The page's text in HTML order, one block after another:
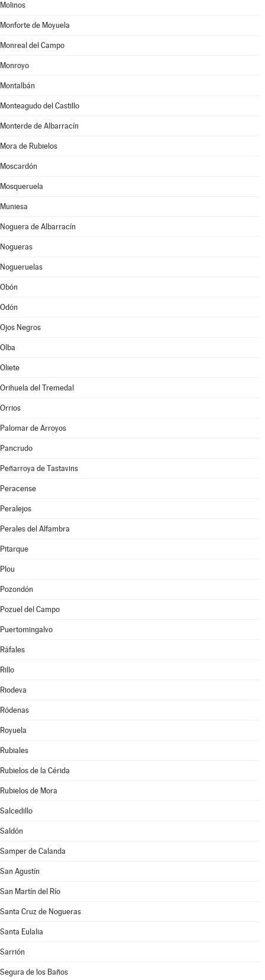
Molinos
Monforte de Moyuela
Monreal del Campo
Monroyo
Montalbán
Monteagudo del Castillo
Monterde de Albarracín
Mora de Rubielos
Moscardón
Mosqueruela
Muniesa
Noguera de Albarracín
Nogueras
Nogueruelas
Obón
Odón
Ojos Negros
Olba
Oliete
Orihuela del Tremedal
Orrios
Palomar de Arroyos
Pancrudo
Peñarroya de Tastavins
Peracense
Peralejos
Perales del Alfambra
Pitarque
Plou
Pozondón
Pozuel del Campo
Puertomingalvo
Ráfales
Rillo
Riodeva
Ródenas
Royuela
Rubiales
Rubielos de la Cérida
Rubielos de Mora
Salcedillo
Saldón
Samper de Calanda
San Agustín
San Martín del Río
Santa Cruz de Nogueras
Santa Eulalia
Sarrión
Segura de los Baños